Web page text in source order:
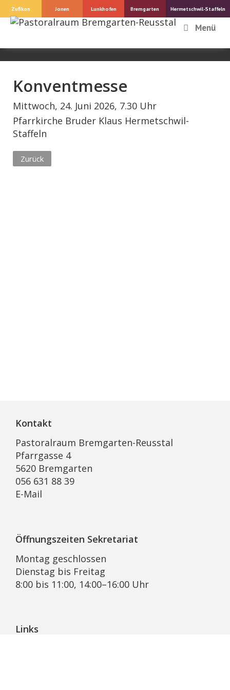
Springe
zum
Zufikon Jonen Lunkhofen Bremgarten Hermetschwil-Staffeln
Menü
Konventmesse
Mittwoch, 24. Juni 2026, 7.30 Uhr
Pfarrkirche Bruder Klaus Hermetschwil-
Staffeln
Zurück
Kontakt
Pastoralraum Bremgarten-Reusstal
Pfarrgasse 4
5620 Bremgarten
056 631 88 39
E-Mail
Öffnungszeiten Sekretariat
Montag geschlossen
Dienstag bis Freitag
8:00 bis 11:00, 14:00–16:00 Uhr
Links